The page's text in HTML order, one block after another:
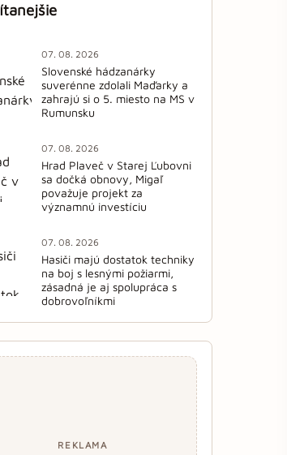
07. 08. 2026
Slovenské hádzanárky
suverénne zdolali Maďarky a
zahrajú si o 5. miesto na MS v
Rumunsku
07. 08. 2026
Hrad Plaveč v Starej Ľubovni
sa dočká obnovy, Migaľ
považuje projekt za
významnú investíciu
07. 08. 2026
Hasiči majú dostatok techniky
na boj s lesnými požiarmi,
zásadná je aj spolupráca s
dobrovoľníkmi
REKLAMA